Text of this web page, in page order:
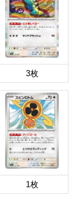
3枚
1枚